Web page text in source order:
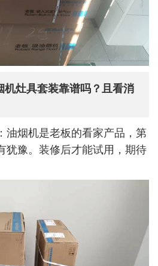
灶具套装靠谱吗？且看消
油烟机是老板的看家产品，第
犹豫。装修后才能试用，期待